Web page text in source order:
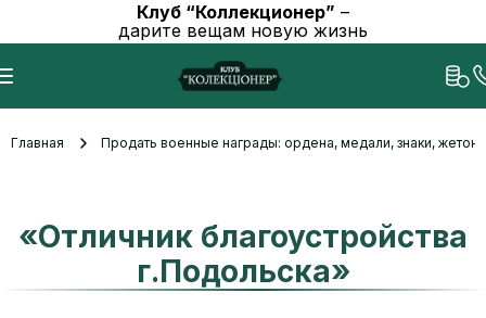
Клуб “Коллекционер” –
дарите вещам новую жизнь
Главная Продать военные награды: ордена, медали, знаки,
«Отличник благоустройства
г.Подольска»